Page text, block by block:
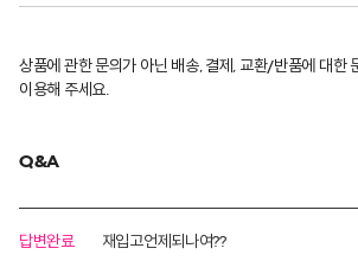
상품에 관한 문의가 아닌 배송, 결제, 교환/반품에 대한
이용해 주세요.
Q&A
답변완료 재입고언제되나여??